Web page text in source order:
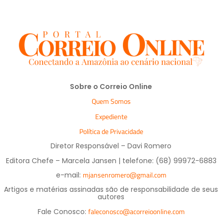
Sobre o Correio Online
Quem Somos
Expediente
Política de Privacidade
Diretor Responsável – Davi Romero
Editora Chefe – Marcela Jansen | telefone: (68) 99972-6883
e-mail: mjansenromero@gmail.com
Artigos e matérias assinadas são de responsabilidade de seus
autores
Fale Conosco: faleconosco@acorreioonline.com